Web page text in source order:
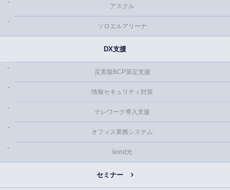
アスクル
ソロエルアリーナ
DX支援
災害版BCP策定支援
情報セキュリティ対策
テレワーク導入支援
オフィス業務システム
kond光
セミナー